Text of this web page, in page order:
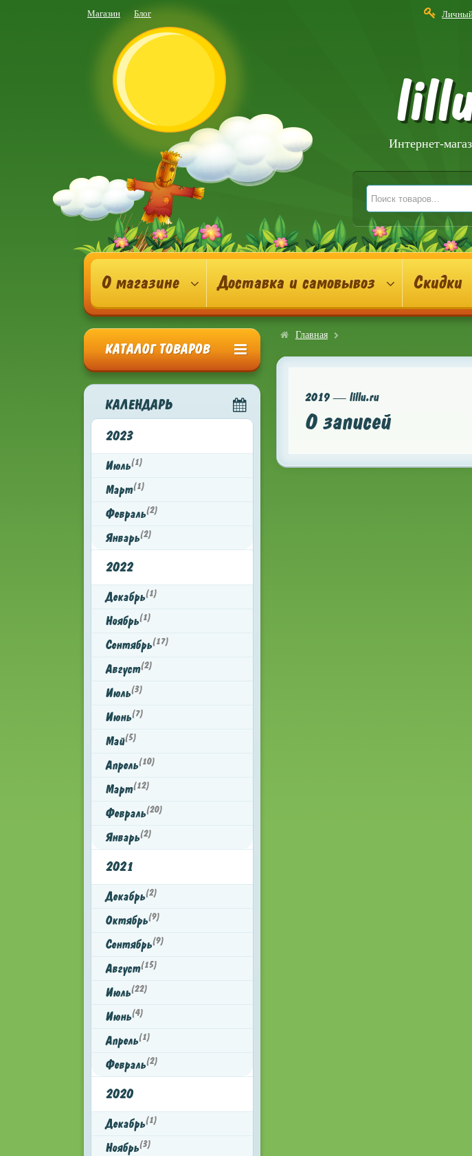
Магазин Блог
Интернет-
О магазине Доставка и самовывоз Скидки
КАТАЛОГ ТОВАРОВ
КАЛЕНДАРЬ
2023
Июль(1)
Март(1)
Февраль(2)
Январь(2)
2022
Декабрь(1)
Ноябрь(1)
Сентябрь(17)
Август(2)
Июль(3)
Июнь(7)
Май(5)
Апрель(10)
Март(12)
Февраль(20)
Январь(2)
2021
Декабрь(2)
Октябрь(9)
Сентябрь(9)
Август(15)
Июль(22)
Июнь(4)
Апрель(1)
Февраль(2)
2020
Декабрь(1)
Ноябрь(3)
Главная
2019 — lillu.ru
0 записей